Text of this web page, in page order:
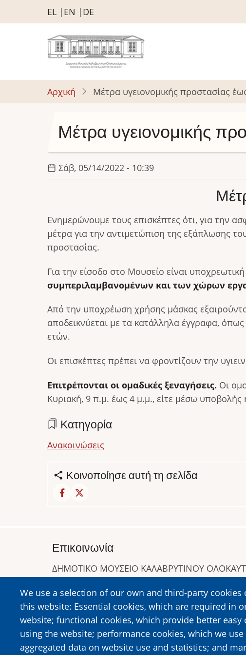
Παράκαμψη
προς
περιεχόμενο
EL EN DE
Αρχική Μέτρα υγειονομικής προστασίας
Μέτρα υγειονομικής
Σάβ, 05/14/2022 - 10:39
Ενημερώνουμε τους επισκέπτες ότι, για την
μέτρα για την αντιμετώπιση της εξάπλωσης
προστασίας.
Για την είσοδο στο Μουσείο είναι
συμπεριλαμβανομένων και των χώρων
Από την υποχρέωση χρήσης μάσκας
αποδεικνύεται με τα κατάλληλα έγγραφα,
ετών.
Οι επισκέπτες πρέπει να φροντίζουν την
Επιτρέπονται οι ομαδικές ξεναγήσεις. Οι
Κυριακή, 9 π.μ. έως 4 μ.μ., είτε μέσω
Κατηγορία
Ανακοινώσεις
Κοινοποίησε αυτή τη σελίδα
We use a selection of our own and third-party cookies
this website: Essential cookies, which are required in
website; functional cookies, which provide better easy
using the website; performance cookies, which we
aggregated data on website use and statistics; and
Επικοινωνία
ΔΗΜΟΤΙΚΟ ΜΟΥΣΕΙΟ ΚΑΛΑΒΡΥΤΙΝΟΥ
Τηλ:2692023646, 2692360220
https://www.dmko.gr || info@dmko.gr